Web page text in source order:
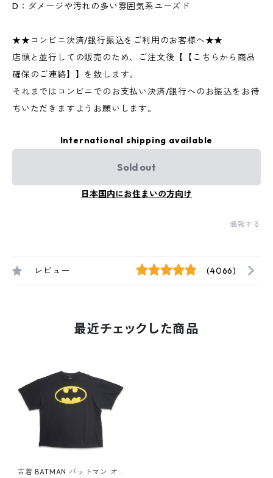
D：ダメージや汚れの多い雰囲気系ユーズド
★★コンビニ決済/銀行振込をご利用のお客様へ★★
店頭と並行しての販売のため、ご注文後【【こちらから商品
確保のご連絡】】を致します。
それまではコンビニでのお支払い決済/銀行へのお振込をお待
ちいただきますようお願いします。
International shipping available
Sold out
日本国内にお住まいの方向け
通報する
レビュー (4066)
最近チェックした商品
古着 BATMAN バットマン オ